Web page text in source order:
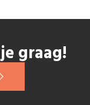
graag!